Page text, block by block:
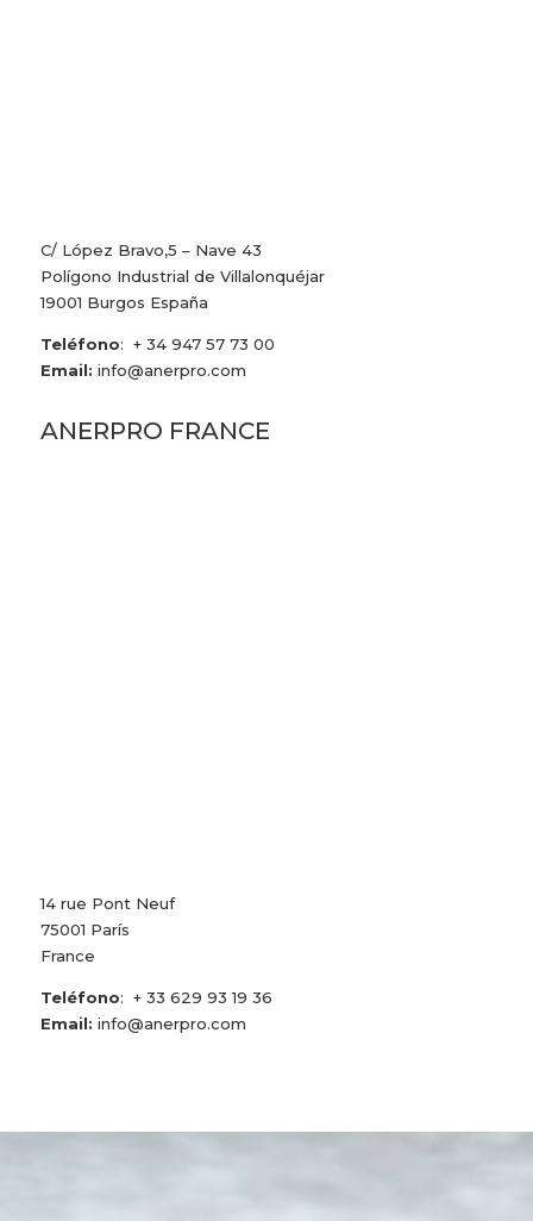
C/ López Bravo,5 – Nave 43
Polígono Industrial de Villalonquéjar
19001 Burgos España
Teléfono: + 34 947 57 73 00
Email: info@anerpro.com
ANERPRO FRANCE
14 rue Pont Neuf
75001 París
France
Teléfono: + 33 629 93 19 36
Email: info@anerpro.com